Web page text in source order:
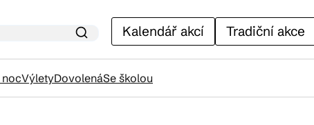
Kalendář akcí Tradiční akce
nocVýletyDovolenáSe školou